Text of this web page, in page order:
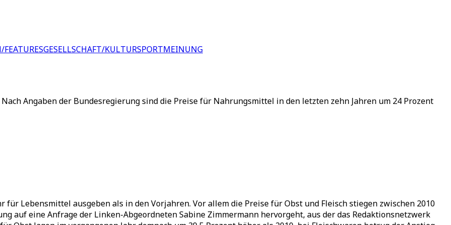
FEATURESGESELLSCHAFT/KULTURSPORTMEINUNG
Angaben der Bundesregierung sind die Preise für Nahrungsmittel in den letzten zehn Jahren um 24 Prozent
für Lebensmittel ausgeben als in den Vorjahren. Vor allem die Preise für Obst und Fleisch stiegen zwischen 2010
auf eine Anfrage der Linken-Abgeordneten Sabine Zimmermann hervorgeht, aus der das Redaktionsnetzwerk